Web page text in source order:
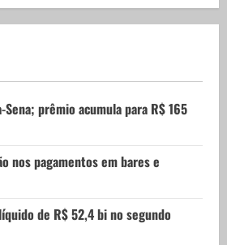
prêmio acumula para R$ 165
nos pagamentos em bares e
de R$ 52,4 bi no segundo